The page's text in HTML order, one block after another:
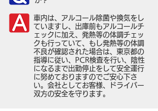
車内は、アルコール除菌や換気をし
ていますし、出庫前もアルコールチ
ェックに加え、発熱等の体調チェッ
クも行っていて、もし発熱等の体調
不良が確認された場合は、東京都の
指導に従い、PCR検査を行い、陰性
になるまで出勤停止をして安全運行
に努めておりますのでご安心下さ
い。会社としてお客様、ドライバー
双方の安全を守ります。